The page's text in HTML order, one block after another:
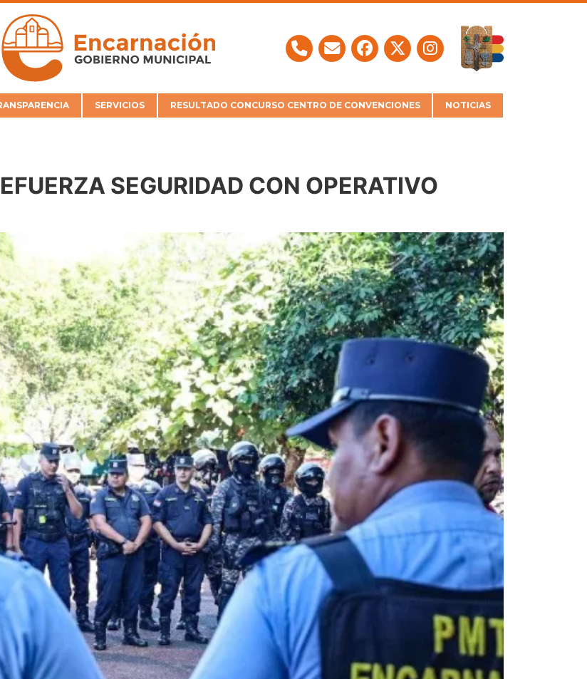
SERVICIOS RESULTADO CONCURSO CENTRO DE CONVENCIONES NOTICIAS
SEGURIDAD CON OPERATIVO